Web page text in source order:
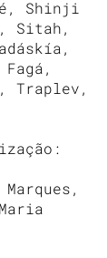
Shinji
Sitah,
Traplev,